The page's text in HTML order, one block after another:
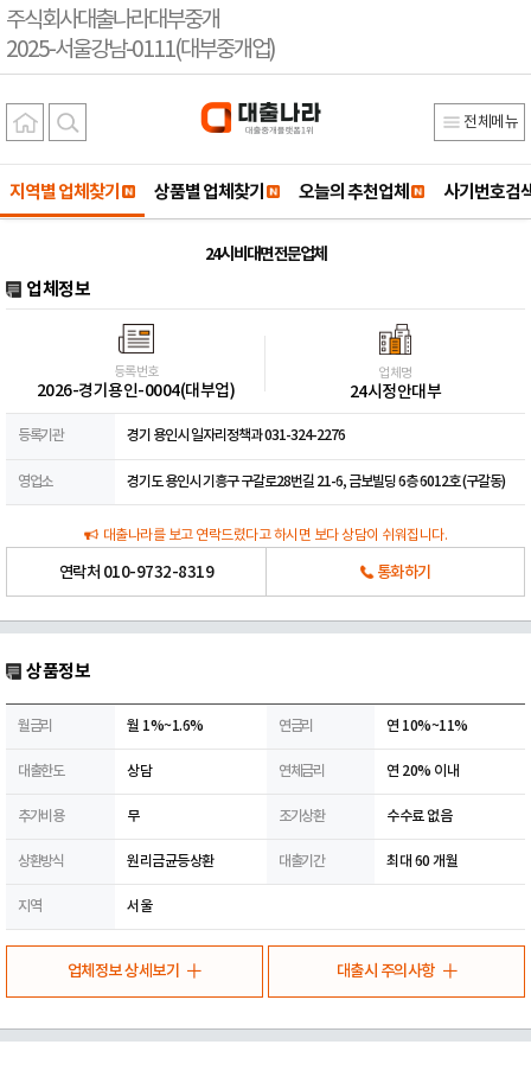
주식회사대출나라대부중개
2025-서울강남-0111(대부중개업)
전체메뉴
지역별 업체찾기 상품별 업체찾기 오늘의 추천업체 사기번호검
24시 비대면 전문업체
업체정보
등록번호
2026-경기용인-0004(대부업)
업체명
24시정안대부
등록기관 경기 용인시 일자리정책과 031-324-2276
영업소 경기도 용인시 기흥구 구갈로28번길 21-6, 금보빌딩 6층 6012호 (구갈동)
대출나라를 보고 연락드렸다고 하시면 보다 상담이 쉬워집니다.
연락처 010-9732-8319 통화하기
상품정보
월금리 월 1%~1.6% 연금리 연 10%~11%
대출한도 상담 연체금리 연 20% 이내
추가비용 무 조기상환 수수료 없음
상환방식 원리금균등상환 대출기간 최대 60 개월
지역 서울
업체정보 상세보기 대출시 주의사항